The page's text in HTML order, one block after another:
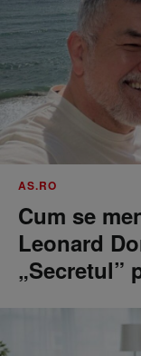
AS.RO
Cum se
Leonard
„Secretul”